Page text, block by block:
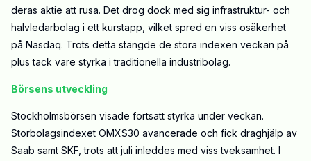
deras aktie att rusa. Det drog dock med sig infrastruktur- och
halvledarbolag i ett kurstapp, vilket spred en viss osäkerhet
på Nasdaq. Trots detta stängde de stora indexen veckan på
plus tack vare styrka i traditionella industribolag.
Börsens utveckling
Stockholmsbörsen visade fortsatt styrka under veckan.
Storbolagsindexet OMXS30 avancerade och fick draghjälp av
Saab samt SKF, trots att juli inleddes med viss tveksamhet. I